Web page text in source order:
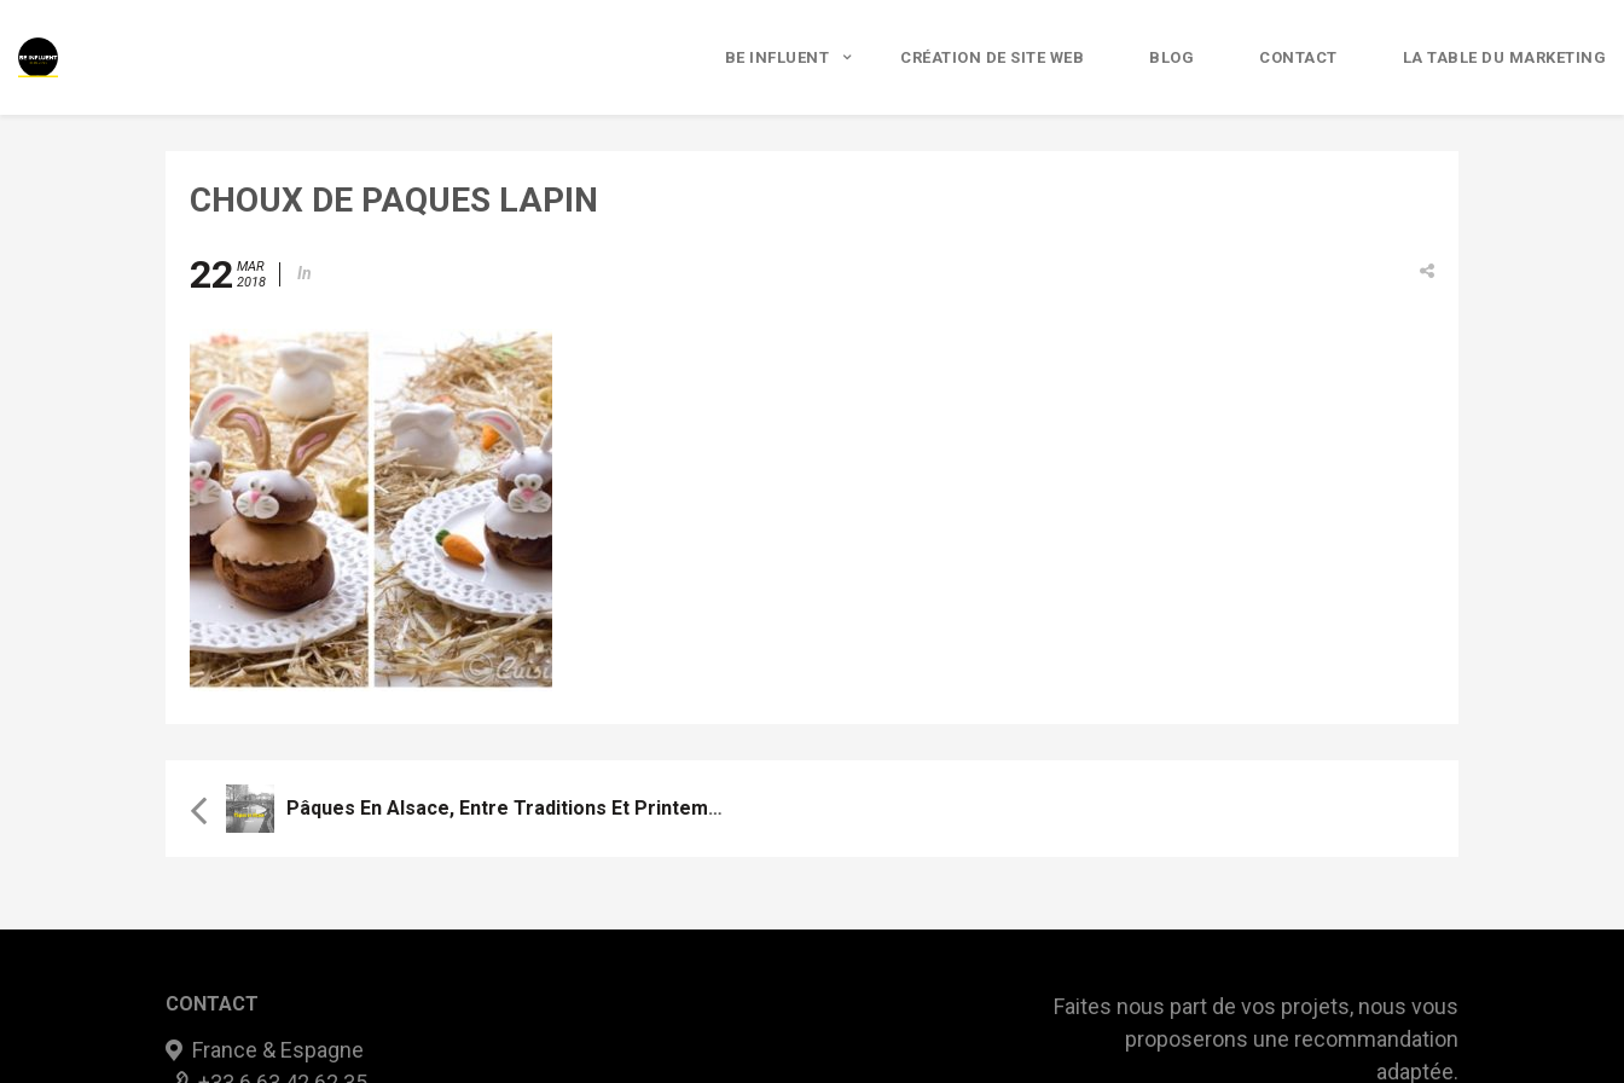
BE INFLUENT CRÉATION DE SITE WEB BLOG CONTACT LA TABLE DU MARKETING
CHOUX DE PAQUES LAPIN
22 MAR
2018
In
Pâques En Alsace, Entre Traditions Et Printemps
CONTACT
France & Espagne
Faites nous part de vos projets, nous vous
proposerons une recommandation
adaptée.